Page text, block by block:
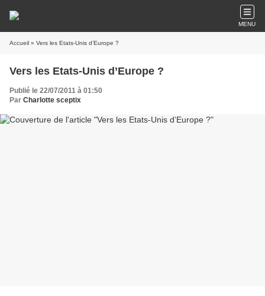
MENU
Accueil » Vers les Etats-Unis d’Europe ?
Vers les Etats-Unis d’Europe ?
Publié le 22/07/2011 à 01:50
Par Charlotte sceptix